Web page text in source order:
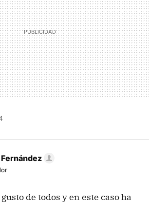
de todos y en este caso ha